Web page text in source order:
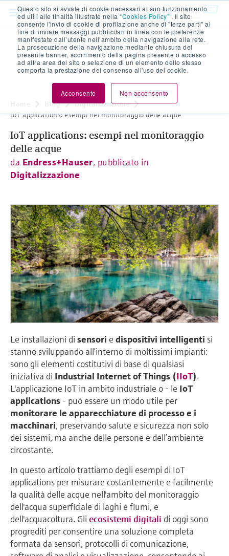
Questo sito si avvale di cookie necessari al suo funzionamento
ed utili alle finalità illustrate nella “Cookies Policy” . Il sito
consente l'invio di cookie di profilazione anche di "terze parti" al
fine di inviare messaggi pubblicitari in linea con le preferenze
manifestate dall’utente nell’ambito della navigazione alla rete.
La prosecuzione della navigazione mediante chiusura del
presente banner, scorrimento della pagina presente o accesso
ad altra area del sito o selezione di un elemento dello stesso
comporta la prestazione del consenso all'uso dei cookie.
Acconsento Non acconsento
Blog
Digitalizzazione
IoT applications: esempi nel monitoraggio delle acque
IoT applications: esempi nel monitoraggio
delle acque
da Endress+Hauser, pubblicato in
Digitalizzazione
Le installazioni di sensori e dispositivi intelligenti si
stanno sviluppando all’interno di moltissimi impianti:
sono gli elementi costitutivi di base di qualsiasi
iniziativa di Industrial Internet of Things (IIoT).
L'applicazione IoT in ambito industriale o - le IoT
applications - può essere un modo utile per
monitorare le apparecchiature di processo e i
macchinari, preservando salute e sicurezza non solo
dei sistemi, ma anche delle persone e dell’ambiente
circostante.
In questo articolo trattiamo degli esempi di IoT
applications per misurare costantemente e facilmente
la qualità delle acque nell'ambito del monitoraggio
dell'acqua superficiale di laghi e fiumi, e
dell'acquacoltura. Gli ecosistemi digitali di oggi sono
progrediti per consentire una soluzione completa
formata da sensori, protocolli di comunicazione,